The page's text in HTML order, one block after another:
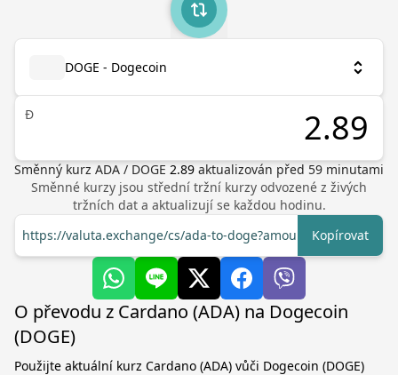
DOGE - Dogecoin
Ð
Směnný kurz ADA / DOGE 2.89 aktualizován před 59 minutami
Směnné kurzy jsou střední tržní kurzy odvozené z živých
tržních dat a aktualizují se každou hodinu.
https://valuta.exchange/cs/ada-to-doge?amount=1Kopírovat
O převodu z Cardano (ADA) na Dogecoin
(DOGE)
Použijte aktuální kurz Cardano (ADA) vůči Dogecoin (DOGE)